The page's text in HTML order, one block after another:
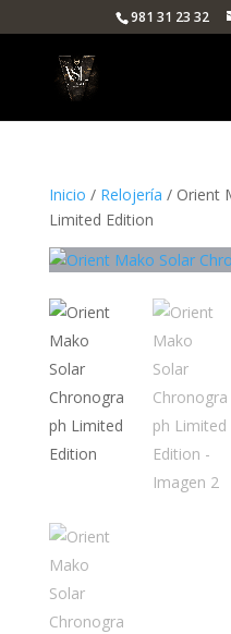
981 31 23 32
Inicio / Relojería / Orient
Limited Edition